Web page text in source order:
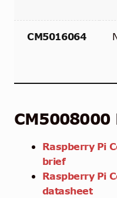
CM5016064
Raspberry Pi
brief
Raspberry Pi
datasheet